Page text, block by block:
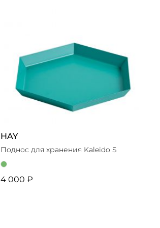
HAY
Поднос для хранения Kaleido S
4 000 ₽